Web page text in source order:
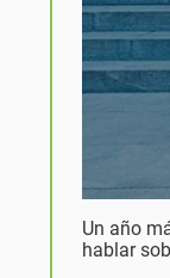
Un año
hablar